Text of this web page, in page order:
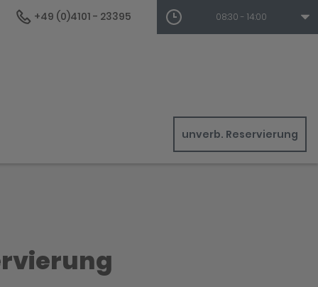
+49 (0)4101 - 23395 08:30 - 14:00
unverb. Reservierung